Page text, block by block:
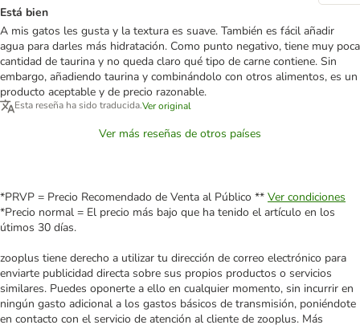
Está bien
A mis gatos les gusta y la textura es suave. También es fácil añadir
agua para darles más hidratación. Como punto negativo, tiene muy poca
cantidad de taurina y no queda claro qué tipo de carne contiene. Sin
embargo, añadiendo taurina y combinándolo con otros alimentos, es un
producto aceptable y de precio razonable.
Esta reseña ha sido traducida.Ver original
Ver más reseñas de otros países
*PRVP = Precio Recomendado de Venta al Público ** Ver condiciones
*Precio normal = El precio más bajo que ha tenido el artículo en los
útimos 30 días.
zooplus tiene derecho a utilizar tu dirección de correo electrónico para
enviarte publicidad directa sobre sus propios productos o servicios
similares. Puedes oponerte a ello en cualquier momento, sin incurrir en
ningún gasto adicional a los gastos básicos de transmisión, poniéndote
en contacto con el servicio de atención al cliente de zooplus. Más